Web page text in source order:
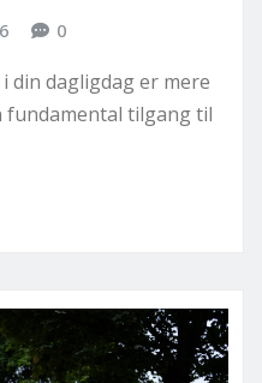
0
din dagligdag er mere
fundamental tilgang til